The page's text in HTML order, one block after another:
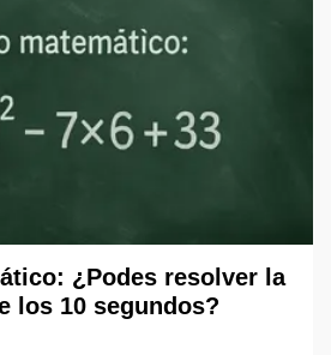
¿Podes resolver la
los 10 segundos?